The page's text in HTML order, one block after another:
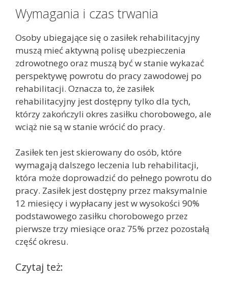
Wymagania i czas trwania
Osoby ubiegające się o zasiłek rehabilitacyjny
muszą mieć aktywną polisę ubezpieczenia
zdrowotnego oraz muszą być w stanie wykazać
perspektywę powrotu do pracy zawodowej po
rehabilitacji. Oznacza to, że zasiłek
rehabilitacyjny jest dostępny tylko dla tych,
którzy zakończyli okres zasiłku chorobowego, ale
wciąż nie są w stanie wrócić do pracy.
Zasiłek ten jest skierowany do osób, które
wymagają dalszego leczenia lub rehabilitacji,
która może doprowadzić do pełnego powrotu do
pracy. Zasiłek jest dostępny przez maksymalnie
12 miesięcy i wypłacany jest w wysokości 90%
podstawowego zasiłku chorobowego przez
pierwsze trzy miesiące oraz 75% przez pozostałą
część okresu.
Czytaj też: